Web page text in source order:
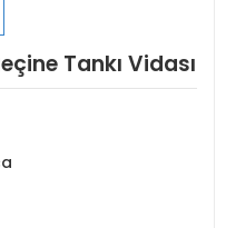
Tankı Vidası